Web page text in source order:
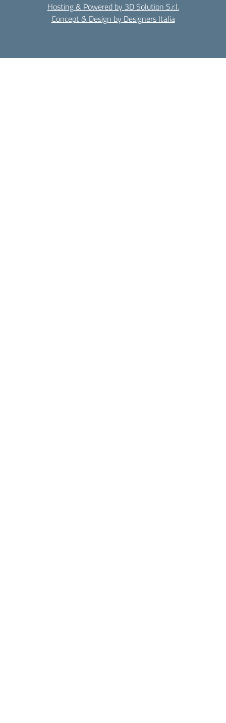
Hosting & Powered by 3D Solution S.r.l.
Concept & Design by Designers Italia